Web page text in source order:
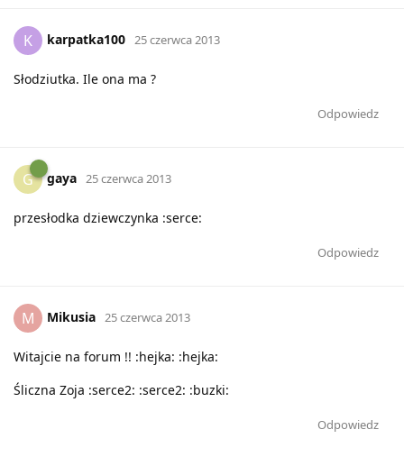
K karpatka100 25 czerwca 2013
Słodziutka. Ile ona ma ?
Odpowiedz
G gaya 25 czerwca 2013
przesłodka dziewczynka :serce:
Odpowiedz
M Mikusia 25 czerwca 2013
Witajcie na forum !! :hejka: :hejka:
Śliczna Zoja :serce2: :serce2: :buzki:
Odpowiedz